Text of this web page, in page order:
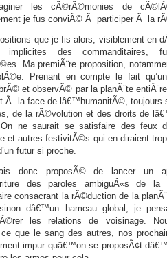
les cÃ©rÃ©monies de
je fus conviÃ© Ã participer Ã la
que je fis alors, visiblement en
implicites des commanditaires,
Ma premiÃ¨re proposition,
Prenant en compte le fait
et observÃ© par la planÃ¨te
Ã la face de lâ€™humanitÃ©,
de la rÃ©volution et des droits de
On ne saurait se satisfaire des feux
et autres festivitÃ©s qui en diraient
futur si proche.
donc proposÃ© de lancer un
des paroles ambiguÃ«s de la
consacrant la rÃ©duction de la
dâ€™un hameau global, je
les relations de voisinage.
que le sang des autres, nos
impur quâ€™on se proposÃ¢t